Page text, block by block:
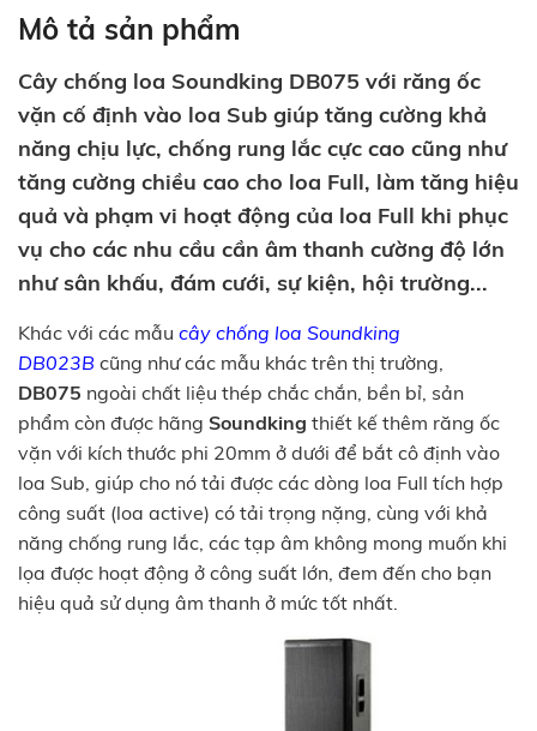
Mô tả sản phẩm
Cây chống loa Soundking DB075 với răng ốc
vặn cố định vào loa Sub giúp tăng cường khả
năng chịu lực, chống rung lắc cực cao cũng như
tăng cường chiều cao cho loa Full, làm tăng hiệu
quả và phạm vi hoạt động của loa Full khi phục
vụ cho các nhu cầu cần âm thanh cường độ lớn
như sân khấu, đám cưới, sự kiện, hội trường...
Khác với các mẫu cây chống loa Soundking
DB023B cũng như các mẫu khác trên thị trường,
DB075 ngoài chất liệu thép chắc chắn, bền bỉ, sản
phẩm còn được hãng Soundking thiết kế thêm răng ốc
vặn với kích thước phi 20mm ở dưới để bắt cô định vào
loa Sub, giúp cho nó tải được các dòng loa Full tích hợp
công suất (loa active) có tải trọng nặng, cùng với khả
năng chống rung lắc, các tạp âm không mong muốn khi
lọa được hoạt động ở công suất lớn, đem đến cho bạn
hiệu quả sử dụng âm thanh ở mức tốt nhất.